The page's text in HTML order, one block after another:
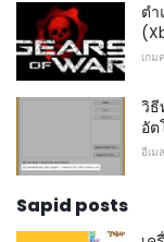
ต
เก
วิธี
อั
อีเม
Sapid posts